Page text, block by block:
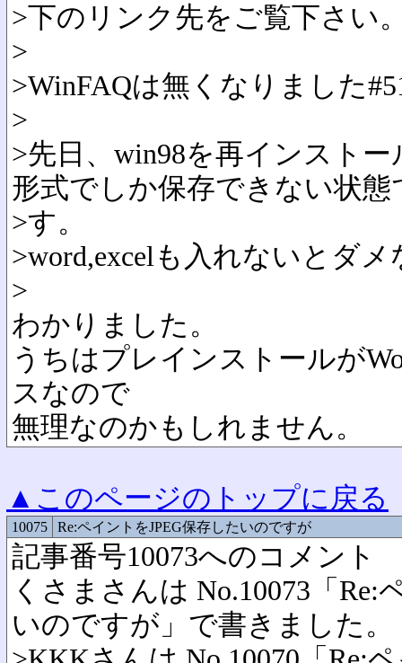
>下のリンク先をご覧下さい
>
>WinFAQは無くなりました
>
>先日、win98を再インスト
形式でしか保存できない状態
>す。
>word,excelも入れないとダ
>
わかりました。
うちはプレインストールが
スなので
無理なのかもしれません。
▲このページのトップに戻る
10075 Re:ペイントをJPEG保存したいのですが
記事番号10073へのコメント
くさまさんは No.10073「Re:
いのですが」で書きました。